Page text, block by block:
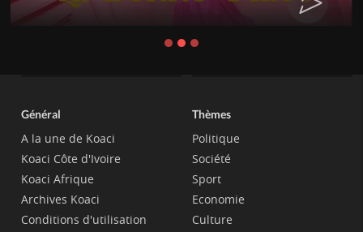
Général
A la une de Koaci
Koaci Côte d'Ivoire
Koaci Afrique
Archives Koaci
Conditions d'utilisation
Thèmes
Politique
Société
Sport
Economie
Culture